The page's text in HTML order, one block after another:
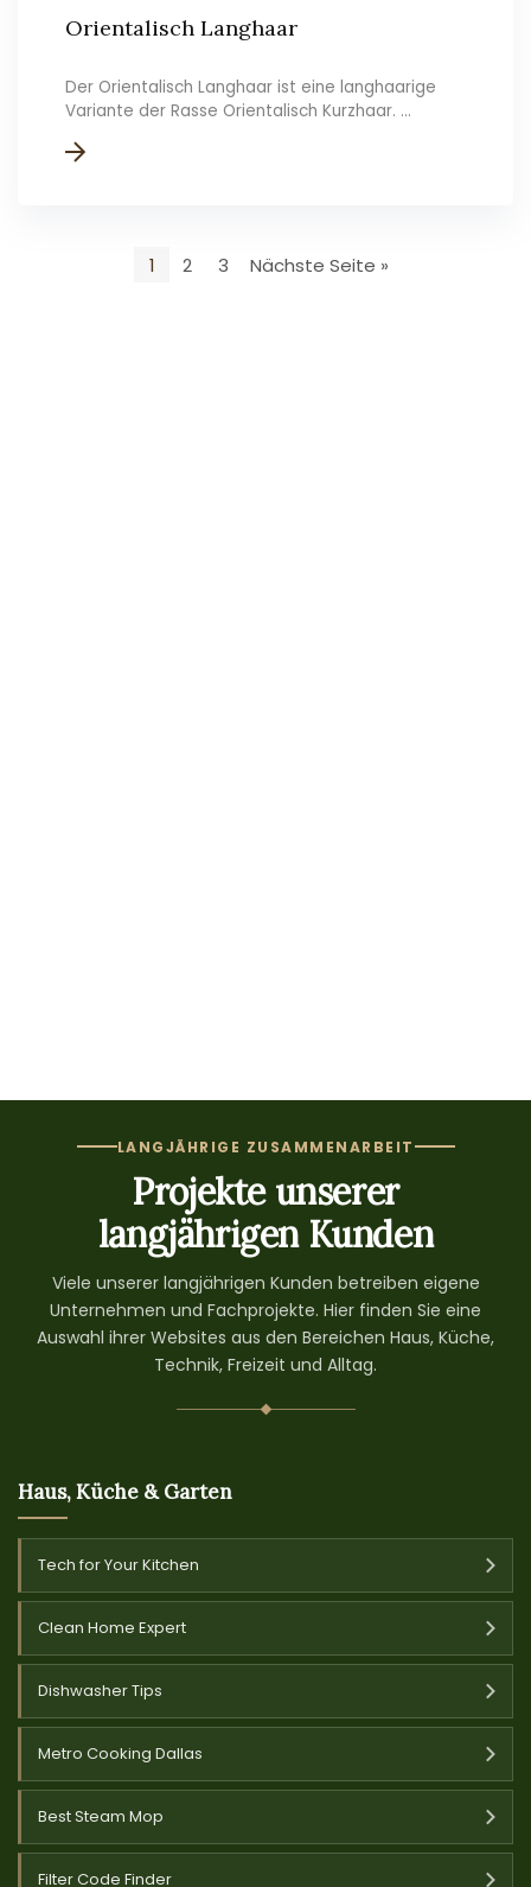
Orientalisch Langhaar
Der Orientalisch Langhaar ist eine langhaarige
Variante der Rasse Orientalisch Kurzhaar. ...
1 2 3 Nächste Seite »
LANGJÄHRIGE ZUSAMMENARBEIT
Projekte unserer
langjährigen Kunden
Viele unserer langjährigen Kunden betreiben eigene
Unternehmen und Fachprojekte. Hier finden Sie eine
Auswahl ihrer Websites aus den Bereichen Haus, Küche,
Technik, Freizeit und Alltag.
Haus, Küche & Garten
Tech for Your Kitchen
Clean Home Expert
Dishwasher Tips
Metro Cooking Dallas
Best Steam Mop
Filter Code Finder